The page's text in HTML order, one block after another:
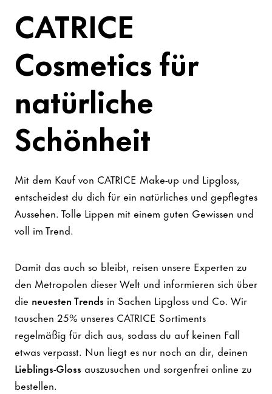
CATRICE
Cosmetics für
natürliche
Schönheit
Mit dem Kauf von CATRICE Make-up und Lipgloss,
entscheidest du dich für ein natürliches und gepflegtes
Aussehen. Tolle Lippen mit einem guten Gewissen und
voll im Trend.
Damit das auch so bleibt, reisen unsere Experten zu
den Metropolen dieser Welt und informieren sich über
die neuesten Trends in Sachen Lipgloss und Co. Wir
tauschen 25% unseres CATRICE Sortiments
regelmäßig für dich aus, sodass du auf keinen Fall
etwas verpasst. Nun liegt es nur noch an dir, deinen
Lieblings-Gloss auszusuchen und sorgenfrei online zu
bestellen.